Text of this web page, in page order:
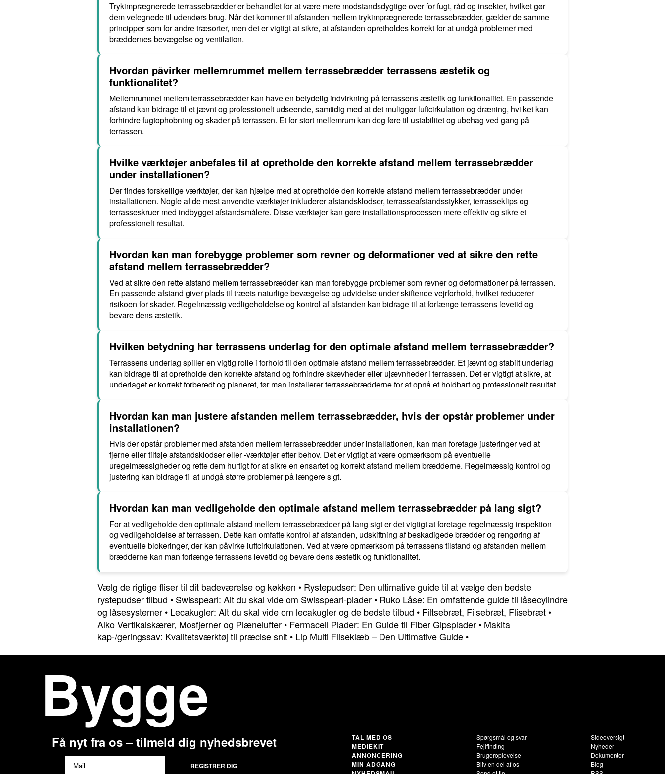
Trykimprægnerede terrassebrædder er behandlet for at være mere modstandsdygtige over for fugt, råd og insekter, hvilket gør
dem velegnede til udendørs brug. Når det kommer til afstanden mellem trykimprægnerede terrassebrædder, gælder de samme
principper som for andre træsorter, men det er vigtigt at sikre, at afstanden opretholdes korrekt for at undgå problemer med
bræddernes bevægelse og ventilation.
Hvordan påvirker mellemrummet mellem terrassebrædder terrassens æstetik og
funktionalitet?
Mellemrummet mellem terrassebrædder kan have en betydelig indvirkning på terrassens æstetik og funktionalitet. En passende
afstand kan bidrage til et jævnt og professionelt udseende, samtidig med at det muliggør luftcirkulation og dræning, hvilket kan
forhindre fugtophobning og skader på terrassen. Et for stort mellemrum kan dog føre til ustabilitet og ubehag ved gang på
terrassen.
Hvilke værktøjer anbefales til at opretholde den korrekte afstand mellem terrassebrædder
under installationen?
Der findes forskellige værktøjer, der kan hjælpe med at opretholde den korrekte afstand mellem terrassebrædder under
installationen. Nogle af de mest anvendte værktøjer inkluderer afstandsklodser, terrasseafstandsstykker, terrasseklips og
terrasseskruer med indbygget afstandsmålere. Disse værktøjer kan gøre installationsprocessen mere effektiv og sikre et
professionelt resultat.
Hvordan kan man forebygge problemer som revner og deformationer ved at sikre den rette
afstand mellem terrassebrædder?
Ved at sikre den rette afstand mellem terrassebrædder kan man forebygge problemer som revner og deformationer på terrassen.
En passende afstand giver plads til træets naturlige bevægelse og udvidelse under skiftende vejrforhold, hvilket reducerer
risikoen for skader. Regelmæssig vedligeholdelse og kontrol af afstanden kan bidrage til at forlænge terrassens levetid og
bevare dens æstetik.
Hvilken betydning har terrassens underlag for den optimale afstand mellem terrassebrædder?
Terrassens underlag spiller en vigtig rolle i forhold til den optimale afstand mellem terrassebrædder. Et jævnt og stabilt underlag
kan bidrage til at opretholde den korrekte afstand og forhindre skævheder eller ujævnheder i terrassen. Det er vigtigt at sikre, at
underlaget er korrekt forberedt og planeret, før man installerer terrassebrædderne for at opnå et holdbart og professionelt resultat.
Hvordan kan man justere afstanden mellem terrassebrædder, hvis der opstår problemer under
installationen?
Hvis der opstår problemer med afstanden mellem terrassebrædder under installationen, kan man foretage justeringer ved at
fjerne eller tilføje afstandsklodser eller -værktøjer efter behov. Det er vigtigt at være opmærksom på eventuelle
uregelmæssigheder og rette dem hurtigt for at sikre en ensartet og korrekt afstand mellem brædderne. Regelmæssig kontrol og
justering kan bidrage til at undgå større problemer på længere sigt.
Hvordan kan man vedligeholde den optimale afstand mellem terrassebrædder på lang sigt?
For at vedligeholde den optimale afstand mellem terrassebrædder på lang sigt er det vigtigt at foretage regelmæssig inspektion
og vedligeholdelse af terrassen. Dette kan omfatte kontrol af afstanden, udskiftning af beskadigede brædder og rengøring af
eventuelle blokeringer, der kan påvirke luftcirkulationen. Ved at være opmærksom på terrassens tilstand og afstanden mellem
brædderne kan man forlænge terrassens levetid og bevare dens æstetik og funktionalitet.
Vælg de rigtige fliser til dit badeværelse og køkken • Rystepudser: Den ultimative guide til at vælge den bedste
rystepudser tilbud • Swisspearl: Alt du skal vide om Swisspearl-plader • Ruko Låse: En omfattende guide til låsecylindre
og låsesystemer • Lecakugler: Alt du skal vide om lecakugler og de bedste tilbud • Filtsebræt, Filsebræt, Flisebræt •
Alko Vertikalskærer, Mosfjerner og Plænelufter • Fermacell Plader: En Guide til Fiber Gipsplader • Makita
kap-/geringssav: Kvalitetsværktøj til præcise snit • Lip Multi Fliseklæb – Den Ultimative Guide •
Bygge
Få nyt fra os – tilmeld dig nyhedsbrevet
REGISTRER DIG
TAL MED OS
MEDIEKIT
ANNONCERING
MIN ADGANG
Spørgsmål og svar
Fejlfinding
Brugeroplevelse
Bliv en del af os
Sideoversigt
Nyheder
Dokumenter
Blog